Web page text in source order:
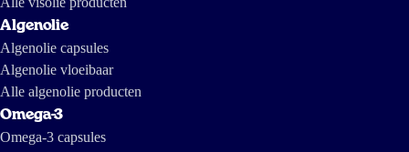
Algenolie
Algenolie capsules
Algenolie vloeibaar
Alle algenolie producten
Omega-3
Omega-3 capsules